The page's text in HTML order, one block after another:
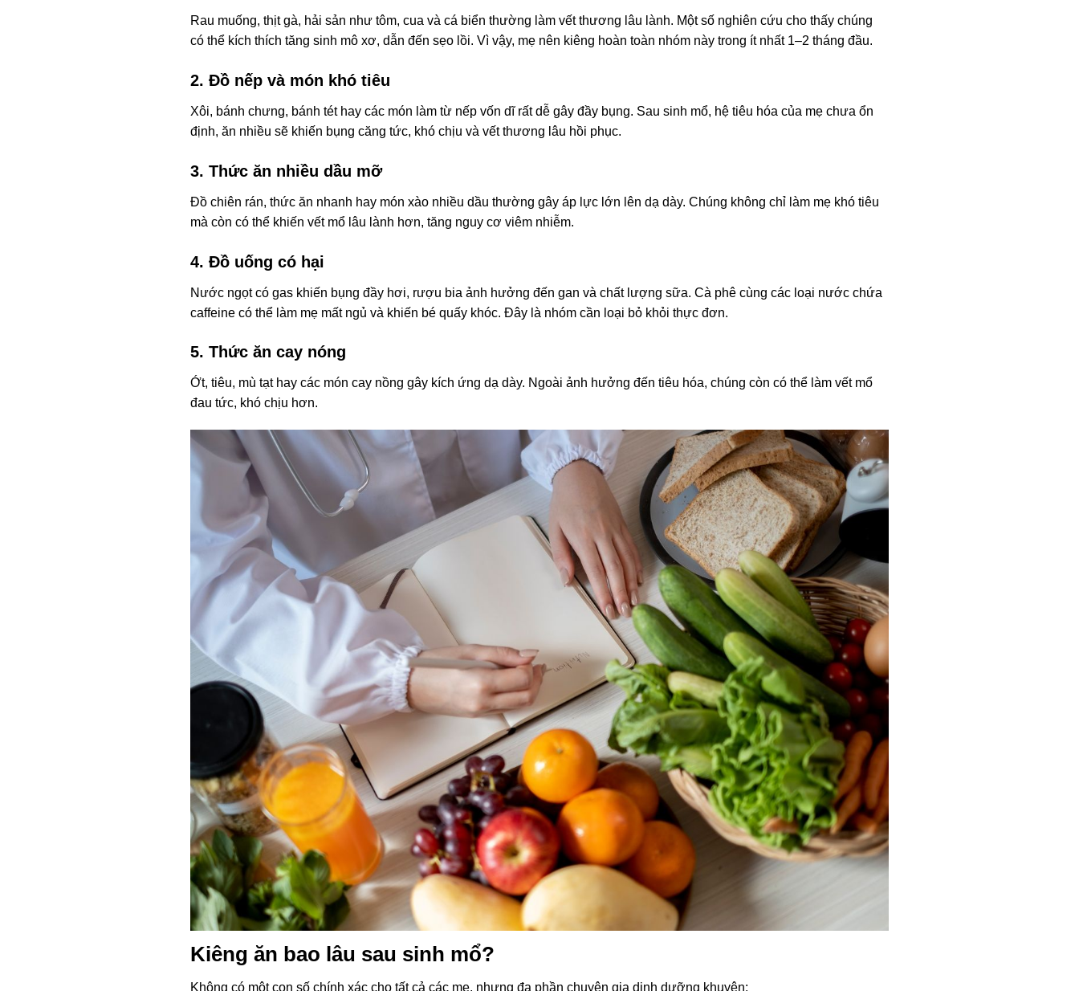
Rau muống, thịt gà, hải sản như tôm, cua và cá biển thường làm vết thương lâu lành. Một số nghiên cứu cho thấy chúng
có thể kích thích tăng sinh mô xơ, dẫn đến sẹo lồi. Vì vậy, mẹ nên kiêng hoàn toàn nhóm này trong ít nhất 1–2 tháng đầu.
2. Đồ nếp và món khó tiêu
Xôi, bánh chưng, bánh tét hay các món làm từ nếp vốn dĩ rất dễ gây đầy bụng. Sau sinh mổ, hệ tiêu hóa của mẹ chưa ổn
định, ăn nhiều sẽ khiến bụng căng tức, khó chịu và vết thương lâu hồi phục.
3. Thức ăn nhiều dầu mỡ
Đồ chiên rán, thức ăn nhanh hay món xào nhiều dầu thường gây áp lực lớn lên dạ dày. Chúng không chỉ làm mẹ khó tiêu
mà còn có thể khiến vết mổ lâu lành hơn, tăng nguy cơ viêm nhiễm.
4. Đồ uống có hại
Nước ngọt có gas khiến bụng đầy hơi, rượu bia ảnh hưởng đến gan và chất lượng sữa. Cà phê cùng các loại nước chứa
caffeine có thể làm mẹ mất ngủ và khiến bé quấy khóc. Đây là nhóm cần loại bỏ khỏi thực đơn.
5. Thức ăn cay nóng
Ớt, tiêu, mù tạt hay các món cay nồng gây kích ứng dạ dày. Ngoài ảnh hưởng đến tiêu hóa, chúng còn có thể làm vết mổ
đau tức, khó chịu hơn.
Kiêng ăn bao lâu sau sinh mổ?
Không có một con số chính xác cho tất cả các mẹ, nhưng đa phần chuyên gia dinh dưỡng khuyên: